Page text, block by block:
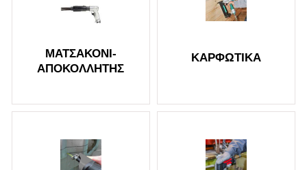
ΜΑΤΣΑΚΌΝΙ-
ΑΠΟΚΟΛΛΗΤΉΣ
ΚΑΡΦΩΤΙΚΆ